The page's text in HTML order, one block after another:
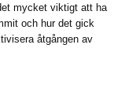
mycket viktigt att ha
och hur det gick
åtgången av